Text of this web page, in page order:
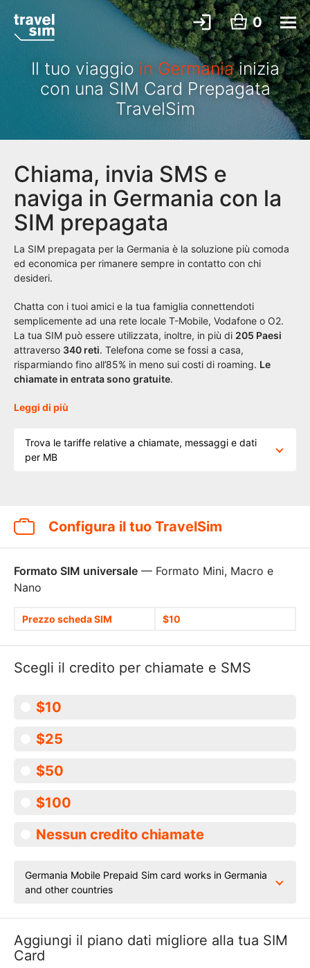
0
Il tuo viaggio in Germaniainizia
con una SIM Card Prepagata
TravelSim
Chiama, invia SMS e
naviga in Germania con la
SIM prepagata
La SIM prepagata per la Germania è la soluzione più comoda
ed economica per rimanere sempre in contatto con chi
desideri.
Chatta con i tuoi amici e la tua famiglia connettendoti
semplicemente ad una rete locale T-Mobile, Vodafone o O2.
La tua SIM può essere utilizzata, inoltre, in più di 205 Paesi
attraverso 340 reti. Telefona come se fossi a casa,
risparmiando fino all’85% in meno sui costi di roaming. Le
chiamate in entrata sono gratuite.
Leggi di più
Trova le tariffe relative a chiamate, messaggi e dati
per MB
Configura il tuo TravelSim
Formato SIM universale — Formato Mini, Macro e
Nano
Prezzo scheda SIM $10
Scegli il credito per chiamate e SMS
$10
$25
$50
$100
Nessun credito chiamate
Germania Mobile Prepaid Sim card works in Germania
and other countries
Aggiungi il piano dati migliore alla tua SIM
Card